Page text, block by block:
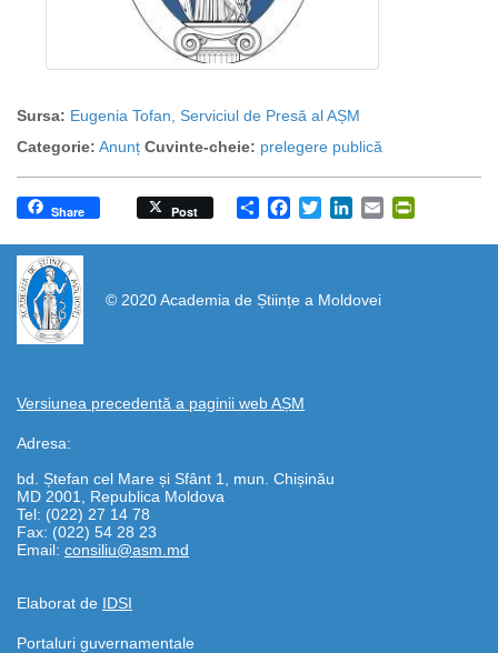
Sursa: Eugenia Tofan, Serviciul de Presă al AȘM
Categorie: Anunț Cuvinte-cheie: prelegere publică
Share
Share Post Facebook
TwitterLinkedIn
Email
© 2020 Academia de Științe a Moldovei
Versiunea precedentă a paginii web AȘM
Adresa:
bd. Ștefan cel Mare și Sfânt 1, mun. Chișinău
MD 2001, Republica Moldova
Tel: (022) 27 14 78
Fax: (022) 54 28 23
Email: consiliu@asm.md
Elaborat de IDSI
https://propletenie.ru/
Portaluri guvernamentale